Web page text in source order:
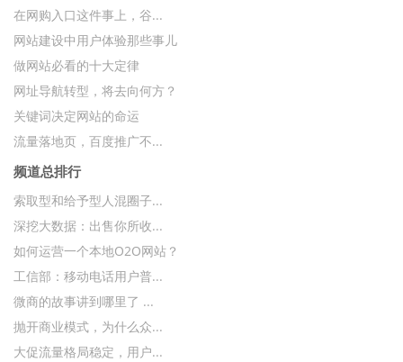
在网购入口这件事上，谷...
网站建设中用户体验那些事儿
做网站必看的十大定律
网址导航转型，将去向何方？
关键词决定网站的命运
流量落地页，百度推广不...
频道总排行
索取型和给予型人混圈子...
深挖大数据：出售你所收...
如何运营一个本地O2O网站？
工信部：移动电话用户普...
微商的故事讲到哪里了 ...
抛开商业模式，为什么众...
大促流量格局稳定，用户...